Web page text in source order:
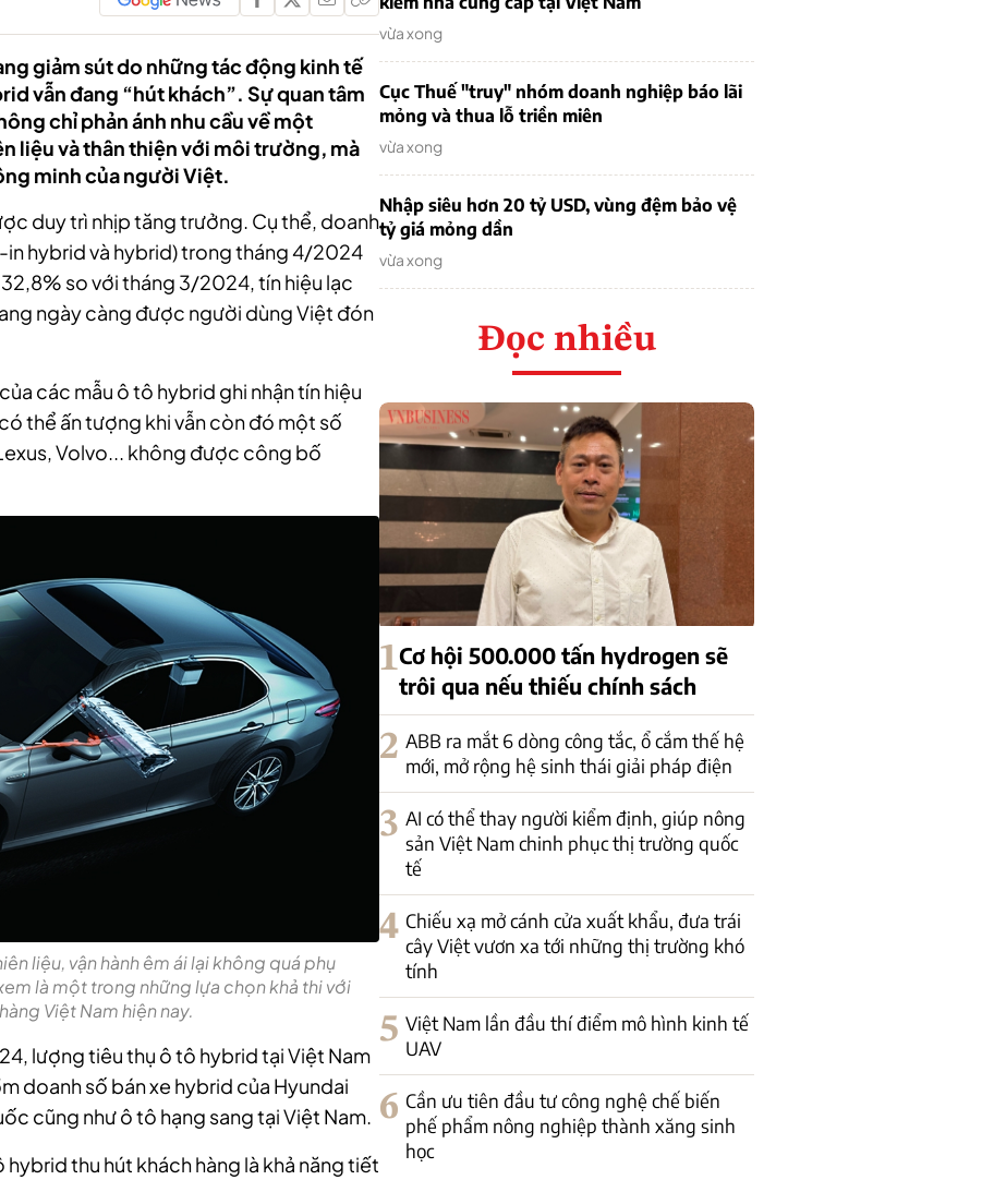
giảm sút do những tác động kinh tế
vẫn đang “hút khách”. Sự quan tâm
chỉ phản ánh nhu cầu về một
liệu và thân thiện với môi trường, mà
minh của người Việt.
duy trì nhịp tăng trưởng. Cụ thể, doanh
hybrid và hybrid) trong tháng 4/2024
so với tháng 3/2024, tín hiệu lạc
ngày càng được người dùng Việt đón
các mẫu ô tô hybrid ghi nhận tín hiệu
thể ấn tượng khi vẫn còn đó một số
Volvo... không được công bố
liệu, vận hành êm ái lại không quá phụ
là một trong những lựa chọn khả thi với
Việt Nam hiện nay.
lượng tiêu thụ ô tô hybrid tại Việt Nam
doanh số bán xe hybrid của Hyundai
cũng như ô tô hạng sang tại Việt Nam.
thu hút khách hàng là khả năng tiết
vừa xong
Cục Thuế "truy" nhóm doanh nghiệp báo lãi
mỏng và thua lỗ triền miên
vừa xong
Nhập siêu hơn 20 tỷ USD, vùng đệm bảo vệ
tỷ giá mỏng dần
vừa xong
Đọc nhiều
1Cơ hội 500.000 tấn hydrogen sẽ
trôi qua nếu thiếu chính sách
2 ABB ra mắt 6 dòng công tắc, ổ cắm thế hệ
mới, mở rộng hệ sinh thái giải pháp điện
3 AI có thể thay người kiểm định, giúp nông
sản Việt Nam chinh phục thị trường quốc
tế
4 Chiếu xạ mở cánh cửa xuất khẩu, đưa trái
cây Việt vươn xa tới những thị trường khó
tính
5 Việt Nam lần đầu thí điểm mô hình kinh tế
UAV
6 Cần ưu tiên đầu tư công nghệ chế biến
phế phẩm nông nghiệp thành xăng sinh
học